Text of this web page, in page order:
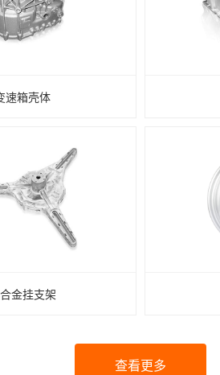
速箱壳体
金挂支架
查看更多